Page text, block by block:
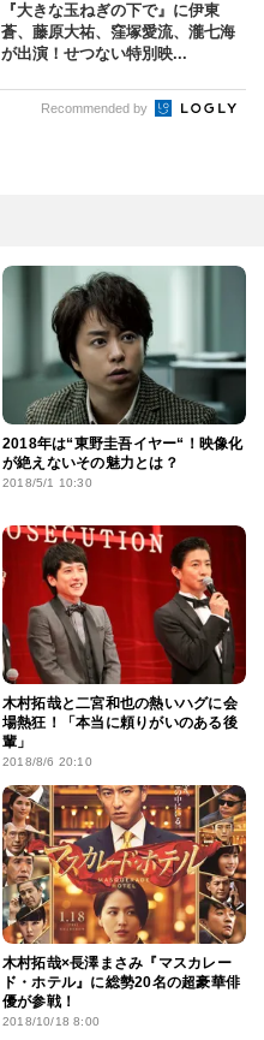
『大きな玉ねぎの下で』に伊東
蒼、藤原大祐、窪塚愛流、瀧七海
が出演！せつない特別映...
Recommended by
2018年は“東野圭吾イヤー“！映像化
が絶えないその魅力とは？
2018/5/1 10:30
木村拓哉と二宮和也の熱いハグに会
場熱狂！「本当に頼りがいのある後
輩」
2018/8/6 20:10
木村拓哉×長澤まさみ『マスカレー
ド・ホテル』に総勢20名の超豪華俳
優が参戦！
2018/10/18 8:00